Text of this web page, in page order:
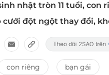
nhật tròn 11 tuổi,
cưới đột ngột thay đổi,
con riêng bạn gái